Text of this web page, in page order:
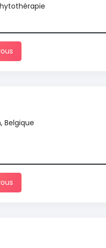
Belgique